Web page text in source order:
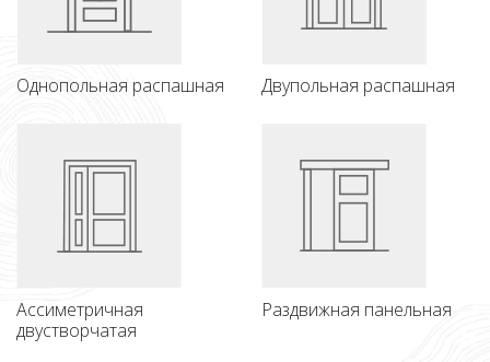
Однопольная распашная Двупольная распашная
Ассиметричная
двустворчатая
Раздвижная панельная